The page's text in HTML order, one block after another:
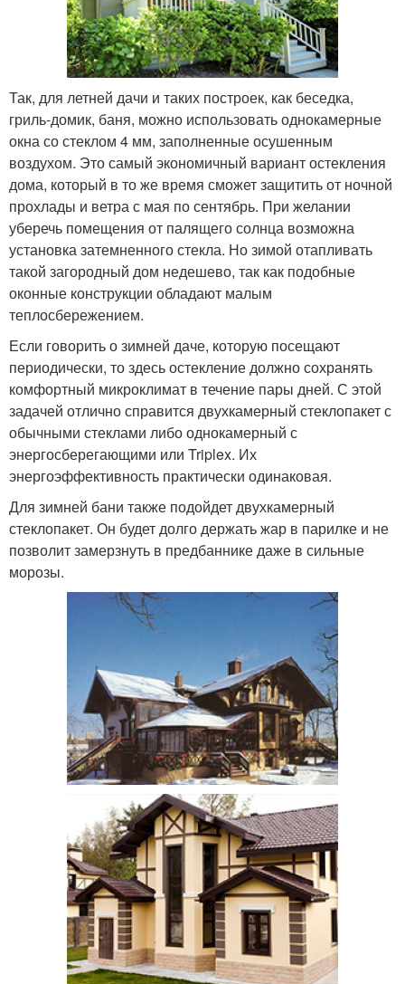
Так, для летней дачи и таких построек, как беседка,
гриль-домик, баня, можно использовать однокамерные
окна со стеклом 4 мм, заполненные осушенным
воздухом. Это самый экономичный вариант остекления
дома, который в то же время сможет защитить от ночной
прохлады и ветра с мая по сентябрь. При желании
уберечь помещения от палящего солнца возможна
установка затемненного стекла. Но зимой отапливать
такой загородный дом недешево, так как подобные
оконные конструкции обладают малым
теплосбережением.
Если говорить о зимней даче, которую посещают
периодически, то здесь остекление должно сохранять
комфортный микроклимат в течение пары дней. С этой
задачей отлично справится двухкамерный стеклопакет с
обычными стеклами либо однокамерный с
энергосберегающими или Triplex. Их
энергоэффективность практически одинаковая.
Для зимней бани также подойдет двухкамерный
стеклопакет. Он будет долго держать жар в парилке и не
позволит замерзнуть в предбаннике даже в сильные
морозы.